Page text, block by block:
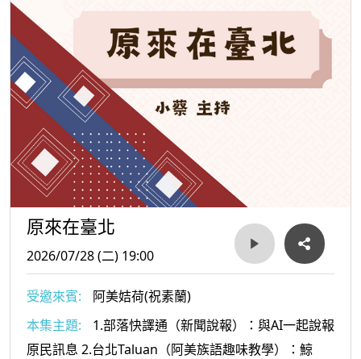
原來在臺北
2026/07/28 (二) 19:00
受邀來賓:
阿美姞荷(祝素蘭)
本集主題:
1.部落快譯通（新聞說報）：與AI一起說報
原民訊息 2.台北Taluan（阿美族語趣味教學）：鯨